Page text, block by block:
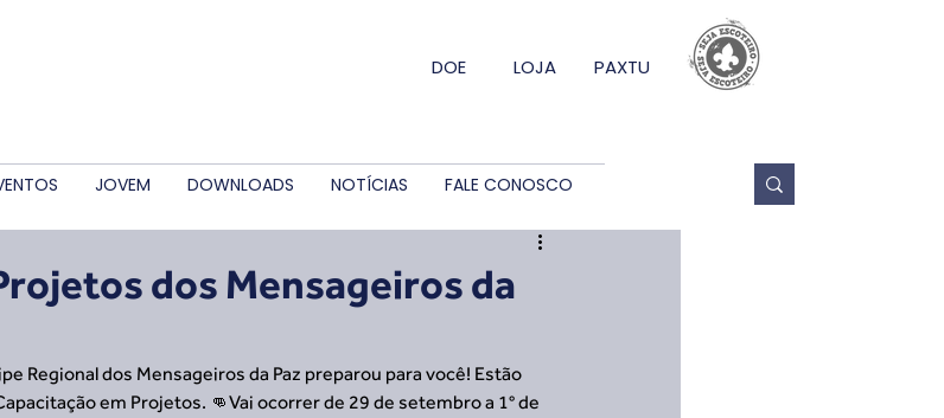
DOE LOJA PAXTU
JOVEM DOWNLOADS NOTÍCIAS FALE CONOSCO
dos Mensageiros da
Regional dos Mensageiros da Paz preparou para você! Estão
em Projetos. 👊Vai ocorrer de 29 de setembro a 1° de